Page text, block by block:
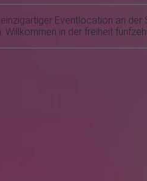
Eventlocation an
in der freiheit